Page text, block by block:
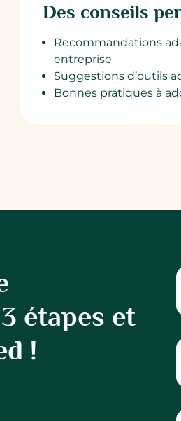
Des conseils
Recommandations
entreprise
Suggestions d’outils
Bonnes pratiques à
étapes et
!